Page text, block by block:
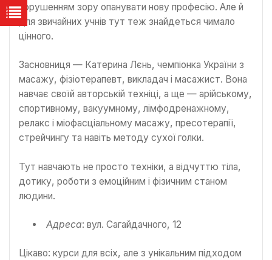
порушенням зору опанувати нову професію. Але й
для звичайних учнів тут теж знайдеться чимало
цінного.
Засновниця — Катерина Лєнь, чемпіонка України з
масажу, фізіотерапевт, викладач і масажист. Вона
навчає своїй авторській техніці, а ще — арійському,
спортивному, вакуумному, лімфодренажному,
релакс і міофасціальному масажу, пресотерапії,
стрейчингу та навіть методу сухої голки.
Тут навчають не просто техніки, а відчуттю тіла,
дотику, роботи з емоційним і фізичним станом
людини.
Адреса: вул. Сагайдачного, 12
Цікаво: курси для всіх, але з унікальним підходом